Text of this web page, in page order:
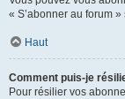
« S’abonner au forum
Haut
Comment puis-je
Pour résilier vos